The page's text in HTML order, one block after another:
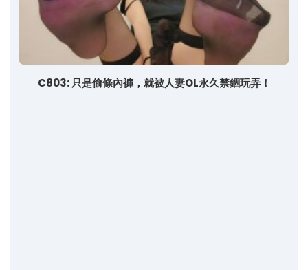
C803: 只是偷條內褲，就被人妻OL永久禁錮玩弄！